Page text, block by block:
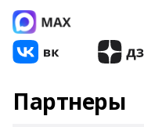
Партнеры